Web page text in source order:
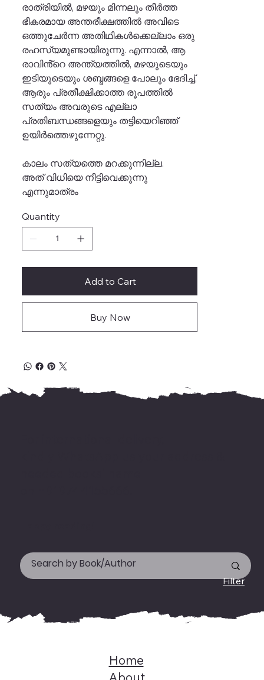
രാത്രിയിൽ, മഴയും മിന്നലും തീർത്ത
ഭീകരമായ അന്തരീക്ഷത്തിൽ അവിടെ
ഒത്തുചേർന്ന അതിഥികൾക്കെല്ലാം ഒരു
രഹസ്യമുണ്ടായിരുന്നു. എന്നാൽ, ആ
രാവിൻ്റെ അന്ത്യത്തിൽ, മഴയുടെയും
ഇടിയുടെയും ശബ്ദങ്ങളെ പോലും ഭേദിച്ച്,
ആരും പ്രതീക്ഷിക്കാത്ത രൂപത്തിൽ
സത്യം അവരുടെ എല്ലാ
പ്രതിബന്ധങ്ങളെയും തട്ടിയെറിഞ്ഞ്
ഉയിർത്തെഴുന്നേറ്റു.
കാലം സത്യത്തെ മറക്കുന്നില്ല.
അത് വിധിയെ നീട്ടിവെക്കുന്നു
എന്നുമാത്രം
Quantity
Add to Cart
Buy Now
Filter
Home